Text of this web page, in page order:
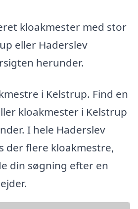
kloakmester med stor
eller Haderslev
herunder.
i Kelstrup. Find en
kloakmester i Kelstrup
I hele Haderslev
der flere kloakmestre,
din søgning efter en